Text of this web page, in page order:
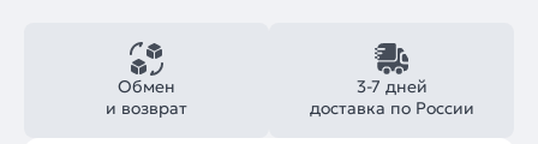
3-7 дней
доставка по России
Обмен
и возврат